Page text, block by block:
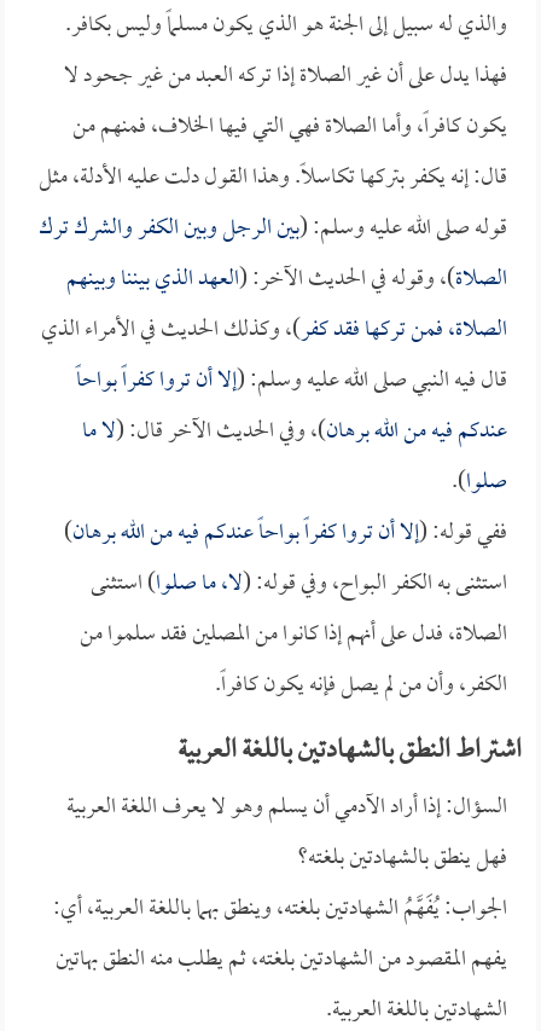
والذي له سبيل إلى الجنة هو الذي يكون مسلماً وليس بكافر.
فهذا يدل على أن غير الصلاة إذا تركه العبد من غير جحود لا
يكون كافراً، وأما الصلاة فهي التي فيها الخلاف، فمنهم من
قال: إنه يكفر بتركها تكاسلاً. وهذا القول دلت عليه الأدلة، مثل
قوله صلى الله عليه وسلم: (بين الرجل وبين الكفر والشرك ترك
الصلاة)، وقوله في الحديث الآخر: (العهد الذي بيننا وبينهم
الصلاة، فمن تركها فقد كفر)، وكذلك الحديث في الأمراء الذي
قال فيه النبي صلى الله عليه وسلم: (إلا أن تروا كفراً بواحاً
عندكم فيه من الله برهان)، وفي الحديث الآخر قال: (لا ما
صلوا).
ففي قوله: (إلا أن تروا كفراً بواحاً عندكم فيه من الله برهان)
استثنى به الكفر البواح، وفي قوله: (لا، ما صلوا) استثنى
الصلاة، فدل على أنهم إذا كانوا من المصلين فقد سلموا من
الكفر، وأن من لم يصل فإنه يكون كافراً.
اشتراط النطق بالشهادتين باللغة العربية
السؤال: إذا أراد الآدمي أن يسلم وهو لا يعرف اللغة العربية
فهل ينطق بالشهادتين بلغته؟
الجواب: يُفَهَّمُ الشهادتين بلغته، وينطق بهما باللغة العربية، أي:
يفهم المقصود من الشهادتين بلغته، ثم يطلب منه النطق بهاتين
الشهادتين باللغة العربية.